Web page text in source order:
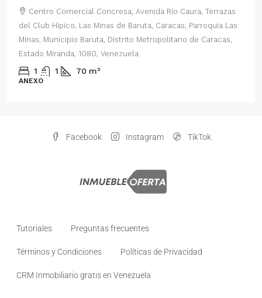
Centro Comercial Concresa, Avenida Río Caura, Terrazas
del Club Hípico, Las Minas de Baruta, Caracas, Parroquia Las
Minas, Municipio Baruta, Distrito Metropolitano de Caracas,
Estado Miranda, 1080, Venezuela
1 1 70 m²
ANEXO
Facebook Instagram TikTok
Tutoriales Preguntas frecuentes
Términos y Condiciones Políticas de Privacidad
CRM Inmobiliario gratis en Venezuela